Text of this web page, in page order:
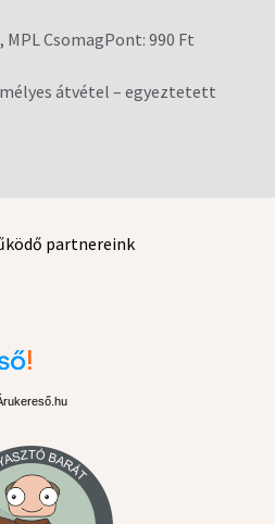
CsomagPont: 990 Ft
átvétel – egyeztetett
partnereink